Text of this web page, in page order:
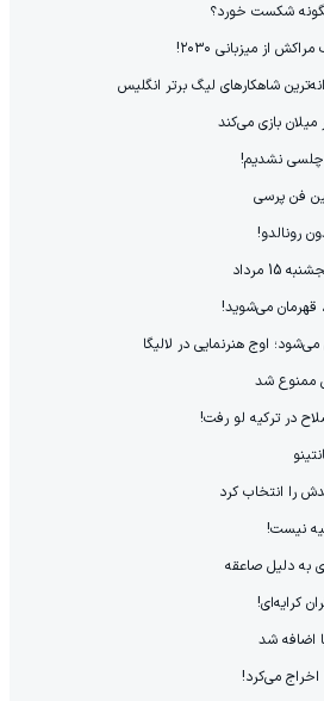
شکست خورد؟
از میزبانی ۲۰۳۰!
شاهکارهای لیگ برتر انگلیس
بازی می‌کند
چلسی نشدیم!
رونالدو!
مرداد
قهرمان می‌شوید!
اوج هنرنمایی در لالیگا
ممنوع شد
در ترکیه لو رفت!
را انتخاب کرد
نیست!
به دلیل صاعقه
کرایه‌ای!
اضافه شد
اخراج می‌کرد!